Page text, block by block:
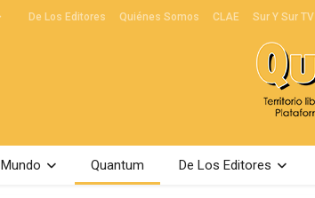
De Los Editores Quiénes Somos CLAE Sur Y Sur TV
Mundo Quantum De Los Editores